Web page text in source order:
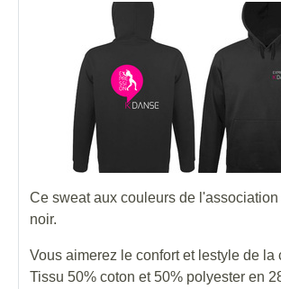
Ce sweat aux couleurs de
noir.
Vous aimerez le confort et lestyle de la
Tissu 50% coton et 50% polyester en